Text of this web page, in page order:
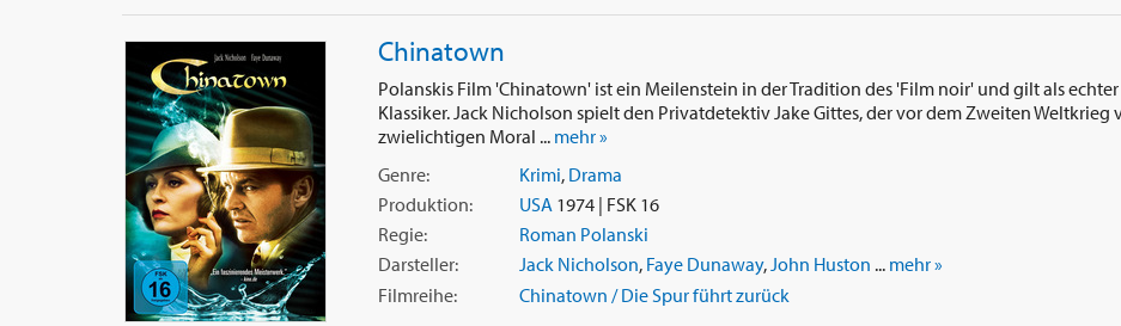
Chinatown
Polanskis Film 'Chinatown' ist ein Meilenstein in der Tradition des 'Film noir' und gilt als
Klassiker. Jack Nicholson spielt den Privatdetektiv Jake Gittes, der vor dem Zweiten Weltkrieg
zwielichtigen Moral ... mehr »
Genre:
Krimi, Drama
Produktion:
USA1974 | FSK 16
Regie:
Roman Polanski
Darsteller:
Jack Nicholson, Faye Dunaway,John Huston ... mehr »
Filmreihe:
Chinatown / Die Spur führt zurück